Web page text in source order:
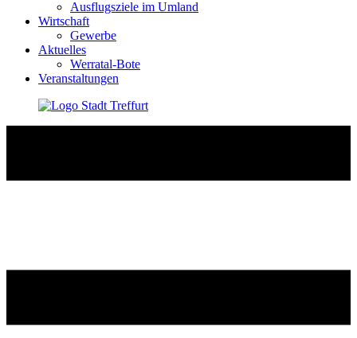
Ausflugsziele im Umland
Wirtschaft
Gewerbe
Aktuelles
Werratal-Bote
Veranstaltungen